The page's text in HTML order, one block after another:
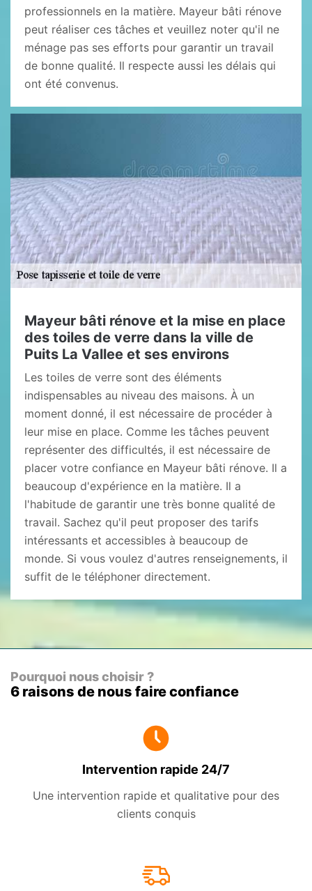
professionnels en la matière. Mayeur bâti rénove
peut réaliser ces tâches et veuillez noter qu'il ne
ménage pas ses efforts pour garantir un travail
de bonne qualité. Il respecte aussi les délais qui
ont été convenus.
Mayeur bâti rénove et la mise en place
des toiles de verre dans la ville de
Puits La Vallee et ses environs
Les toiles de verre sont des éléments
indispensables au niveau des maisons. À un
moment donné, il est nécessaire de procéder à
leur mise en place. Comme les tâches peuvent
représenter des difficultés, il est nécessaire de
placer votre confiance en Mayeur bâti rénove. Il a
beaucoup d'expérience en la matière. Il a
l'habitude de garantir une très bonne qualité de
travail. Sachez qu'il peut proposer des tarifs
intéressants et accessibles à beaucoup de
monde. Si vous voulez d'autres renseignements, il
suffit de le téléphoner directement.
Pourquoi nous choisir ?
6 raisons de nous faire confiance
Intervention rapide 24/7
Une intervention rapide et qualitative pour des
clients conquis